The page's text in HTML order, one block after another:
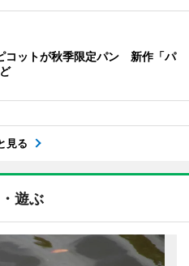
コットが秋季限定パン 新作「パ
見る
遊ぶ